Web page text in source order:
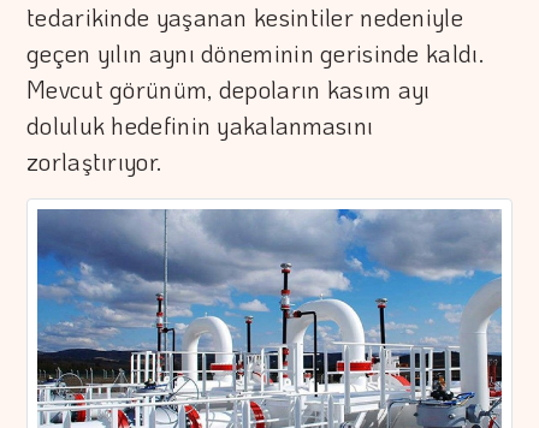
tedarikinde yaşanan kesintiler nedeniyle
geçen yılın aynı döneminin gerisinde kaldı.
Mevcut görünüm, depoların kasım ayı
doluluk hedefinin yakalanmasını
zorlaştırıyor.